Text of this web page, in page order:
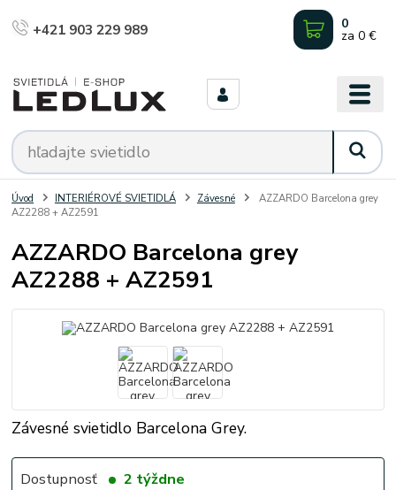
+421 903 229 989 0
za 0 €
Úvod INTERIÉROVÉ SVIETIDLÁ Závesné
AZZARDO Barcelona grey
AZ2288 + AZ2591
AZZARDO Barcelona grey
AZ2288 + AZ2591
Závesné svietidlo Barcelona Grey.
Dostupnosť 2 týždne